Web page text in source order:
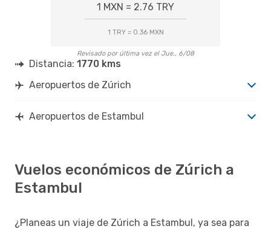
1 MXN = 2.76 TRY
1 TRY = 0.36 MXN
Revisado por última vez el Jue., 6/08
Distancia: 1770 kms
Aeropuertos de Zúrich
Aeropuertos de Estambul
Vuelos económicos de Zúrich a
Estambul
¿Planeas un viaje de Zúrich a Estambul, ya sea para